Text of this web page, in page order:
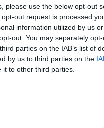
please use the below opt-out
out request is processed
information utilized by us
out. You may separately
parties on the IAB’s list of
by us to third parties on the
to other third parties.